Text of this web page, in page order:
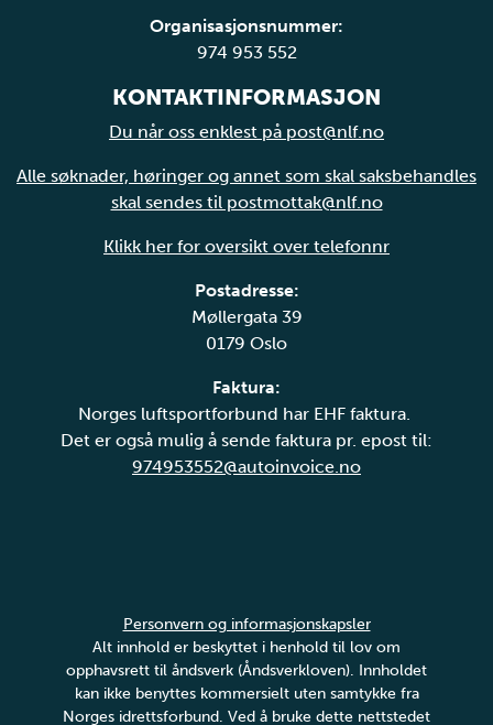
Organisasjonsnummer:
974 953 552
KONTAKTINFORMASJON
Du når oss enklest på post@nlf.no
Alle søknader, høringer og annet som skal saksbehandles
skal sendes til postmottak@nlf.no
Klikk her for oversikt over telefonnr
Postadresse:
Møllergata 39
0179 Oslo
Faktura:
Norges luftsportforbund har EHF faktura.
Det er også mulig å sende faktura pr. epost til:
974953552@autoinvoice.no
Personvern og informasjonskapsler
Alt innhold er beskyttet i henhold til lov om
opphavsrett til åndsverk (Åndsverkloven). Innholdet
kan ikke benyttes kommersielt uten samtykke fra
Norges idrettsforbund. Ved å bruke dette nettstedet